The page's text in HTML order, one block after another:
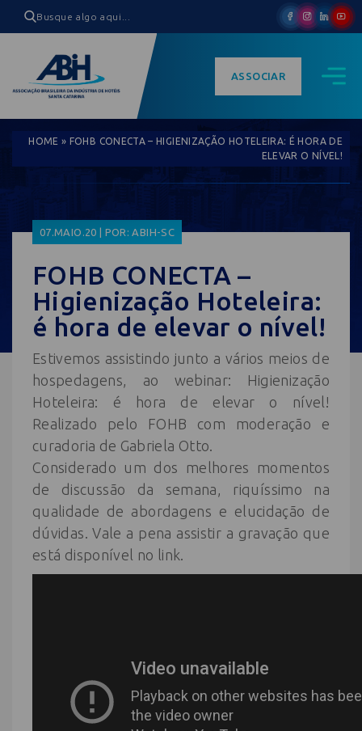
ASSOCIAR
HOME » FOHB CONECTA – HIGIENIZAÇÃO HOTELEIRA: É HORA DE
ELEVAR O NÍVEL!
07.MAIO.20 | POR: ABIH-SC
FOHB CONECTA –
Higienização Hoteleira:
é hora de elevar o nível!
Estivemos assistindo junto a vários meios de
hospedagens, ao webinar: Higienização
Hoteleira: é hora de elevar o nível!
Realizado pelo FOHB com moderação e
curadoria de Gabriela Otto.
Considerado um dos melhores momentos
de discussão da semana, riquíssimo na
qualidade de abordagens e elucidação de
dúvidas. Vale a pena assistir a gravação que
está disponível no link.